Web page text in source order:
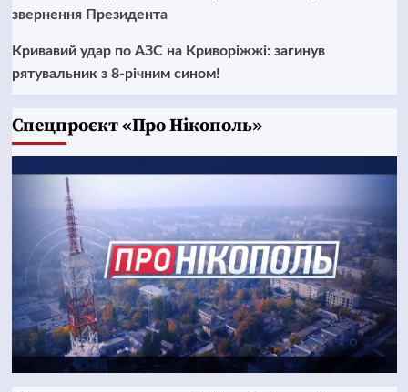
звернення Президента
Кривавий удар по АЗС на Криворіжжі: загинув
рятувальник з 8-річним сином!
Cпецпроєкт «Про Нікополь»